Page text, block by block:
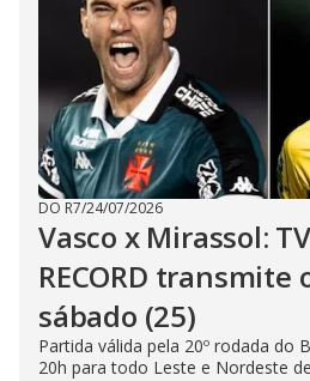
DO R7/24/07/2026
Vasco x Mirassol:
RECORD transmite
sábado (25)
Partida válida pela 20º rodada do
20h para todo Leste e Nordeste